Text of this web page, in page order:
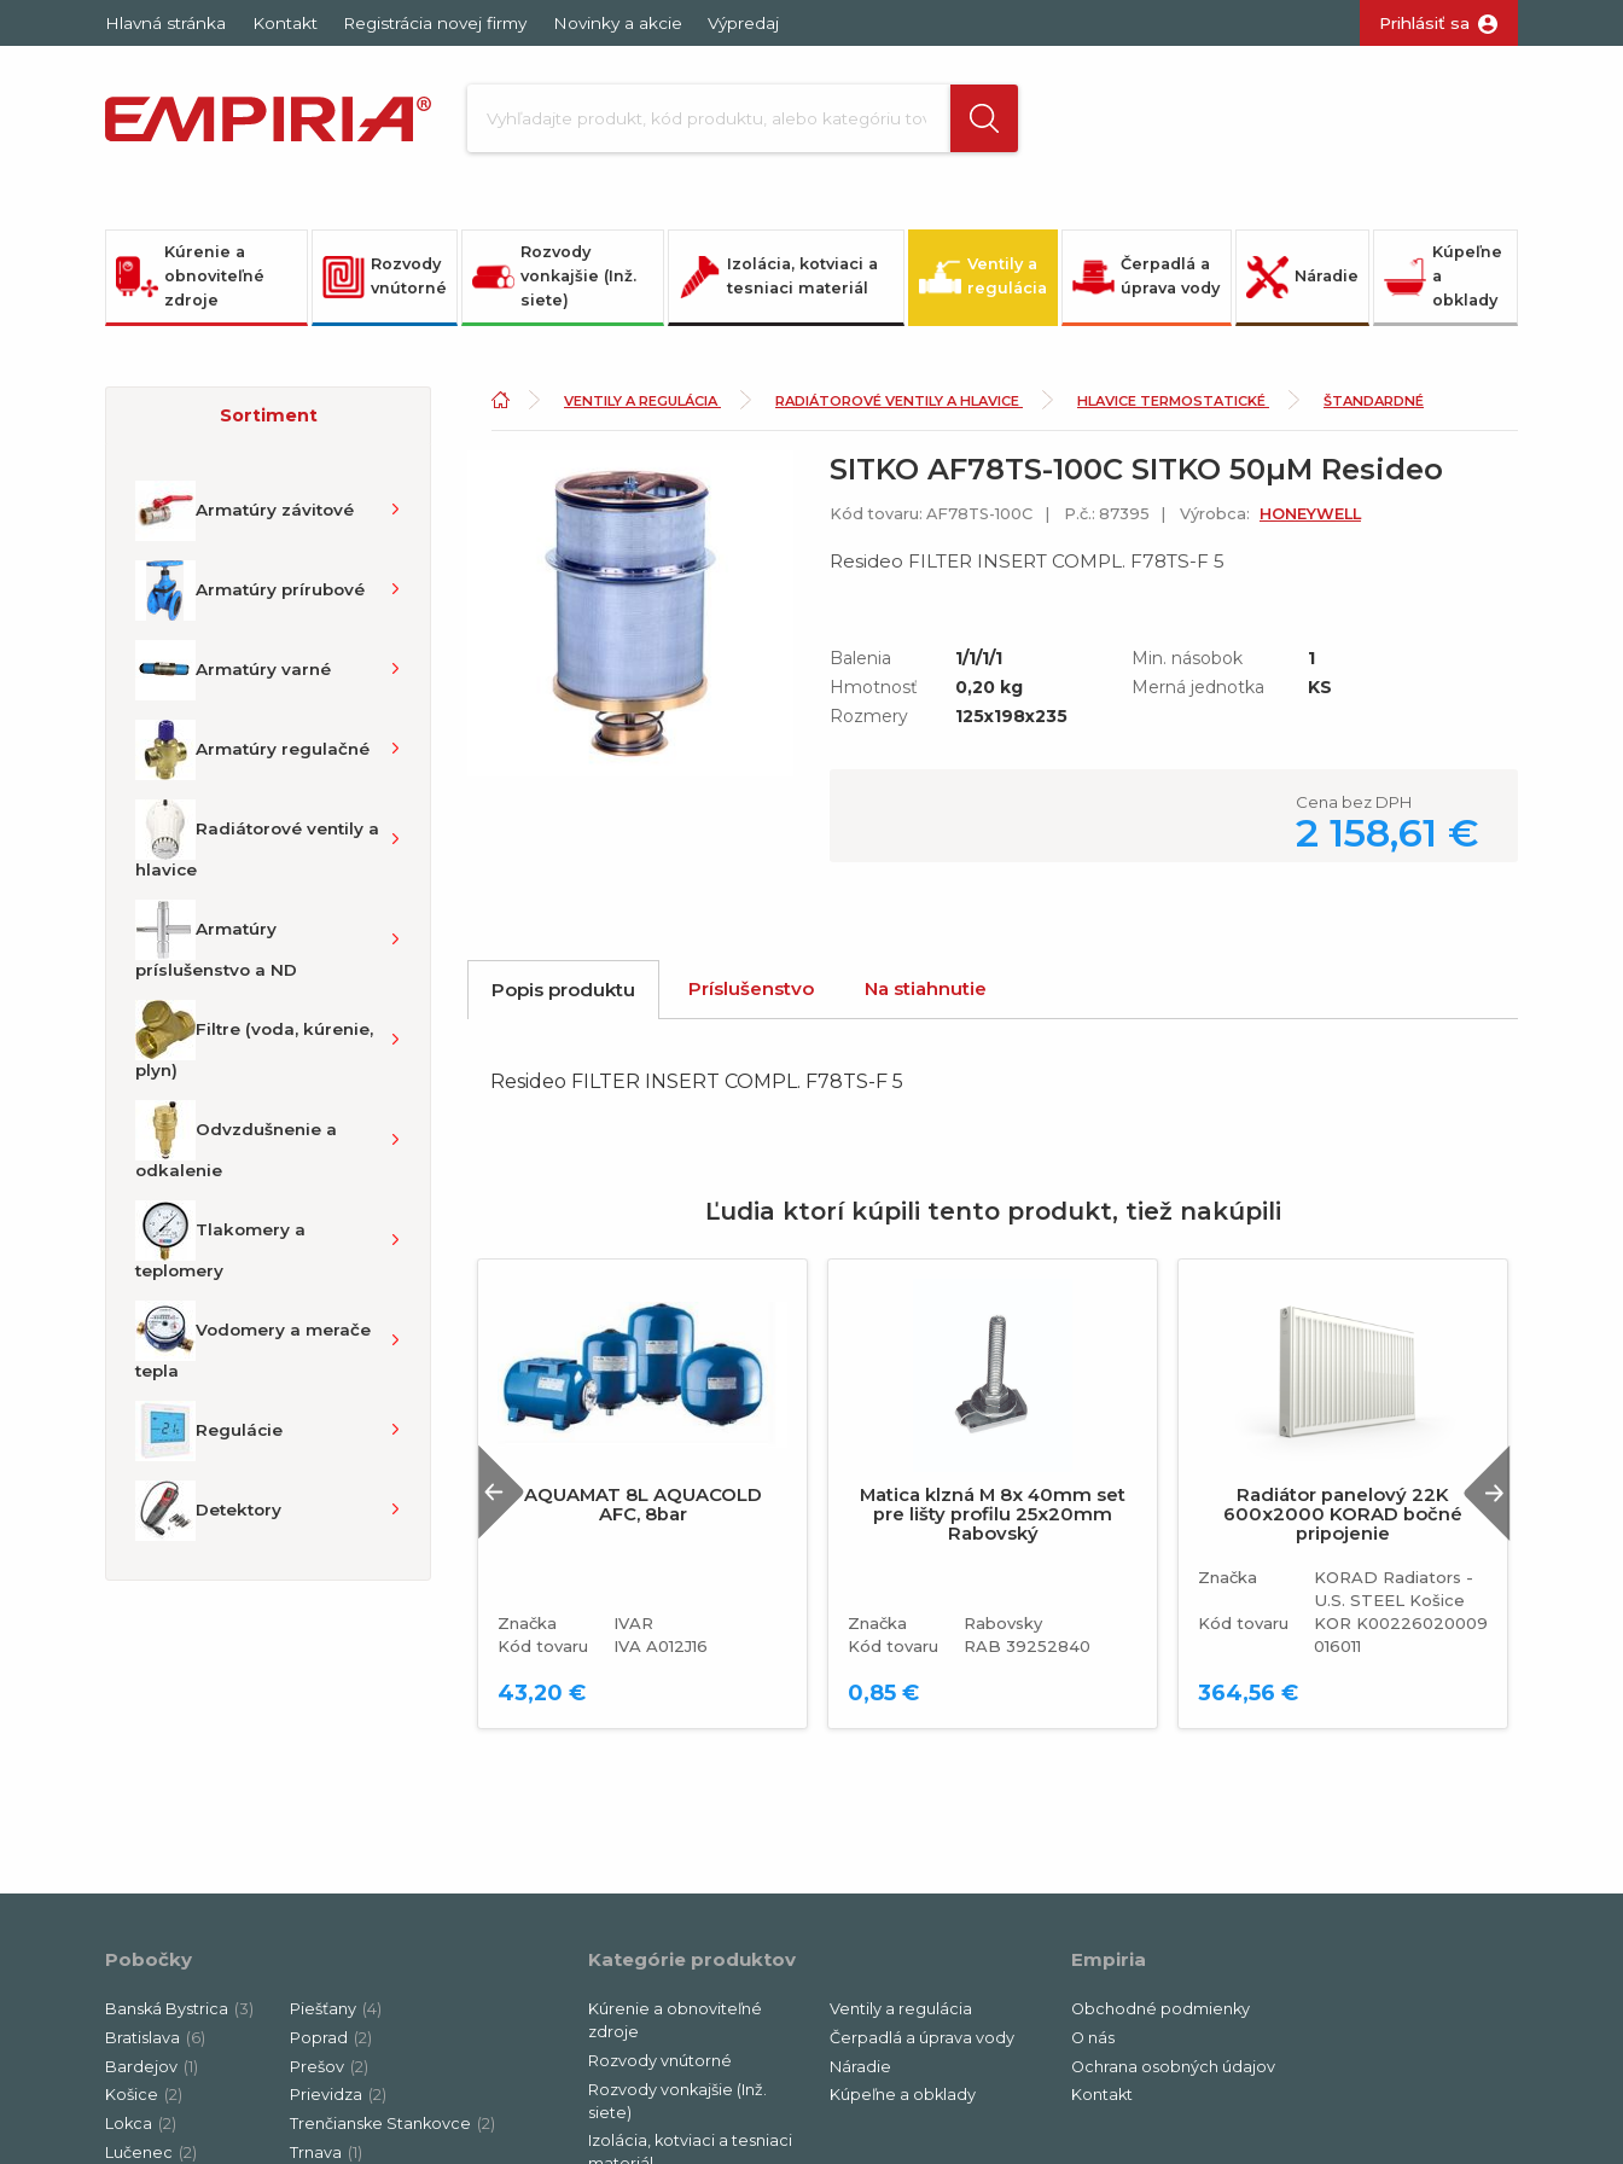
Hlavná stránka Kontakt Registrácia novej firmy Novinky a akcie Výpredaj Prihlásiť sa
Kúrenie a
obnoviteľné
zdroje
Rozvody
vnútorné
Rozvody
vonkajšie (Inž.
siete)
Izolácia, kotviaci a
tesniaci materiál
Ventily a
regulácia
Čerpadlá a
úprava vody
Náradie
Kúpeľne
a
obklady
Sortiment
Armatúry závitové
Armatúry prírubové
Armatúry varné
Armatúry regulačné
Radiátorové ventily a
hlavice
Armatúry
príslušenstvo a ND
Filtre (voda, kúrenie,
plyn)
Odvzdušnenie a
odkalenie
Tlakomery a
teplomery
Vodomery a merače
tepla
Regulácie
Detektory
VENTILY A REGULÁCIA RADIÁTOROVÉ VENTILY A HLAVICE HLAVICE TERMOSTATICKÉ ŠTANDARDNÉ
SITKO AF78TS-100C SITKO 50µM Resideo
Kód tovaru: AF78TS-100C P.č.: 87395 Výrobca: HONEYWELL
Resideo FILTER INSERT COMPL. F78TS-F 5
Balenia
1/1/1/1
Hmotnosť
0,20 kg
Rozmery
125x198x235
Min. násobok
1
Merná jednotka
KS
Cena bez DPH
2 158,61 €
Popis produktu Príslušenstvo Na stiahnutie
Resideo FILTER INSERT COMPL. F78TS-F 5
Ľudia ktorí kúpili tento produkt, tiež nakúpili
Previous
AQUAMAT 8L AQUACOLD
AFC, 8bar
Značka
IVAR
Kód tovaru
IVA A012J16
43,20 €
Matica klzná M 8x 40mm set
pre lišty profilu 25x20mm
Rabovský
Značka
Rabovsky
Kód tovaru
RAB 39252840
0,85 €
Radiátor panelový 22K
600x2000 KORAD bočné
pripojenie
Značka
KORAD Radiators -
U.S. STEEL Košice
Kód tovaru
KOR K00226020009
016011
364,56 €
Pobočky
Banská Bystrica (3)
Bratislava (6)
Bardejov (1)
Košice (2)
Lokca (2)
Lučenec (2)
Piešťany (4)
Poprad (2)
Prešov (2)
Prievidza (2)
Trenčianske Stankovce (2)
Trnava (1)
Kategórie produktov
Kúrenie a obnoviteľné
zdroje
Rozvody vnútorné
Rozvody vonkajšie (Inž.
siete)
Izolácia, kotviaci a tesniaci
Ventily a regulácia
Čerpadlá a úprava vody
Náradie
Kúpeľne a obklady
Empiria
Obchodné podmienky
O nás
Ochrana osobných údajov
Kontakt